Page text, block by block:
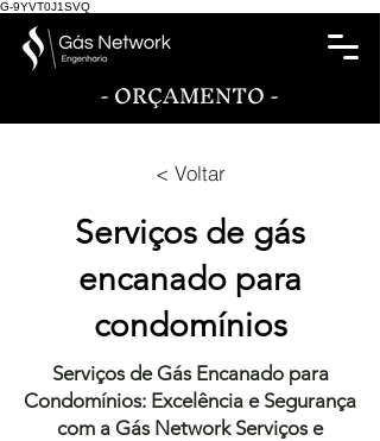
G-9YVT0J1SVQ
- ORÇAMENTO -
< Voltar
Serviços de gás
encanado para
condomínios
Serviços de Gás Encanado para
Condomínios: Excelência e Segurança
com a Gás Network Serviços e